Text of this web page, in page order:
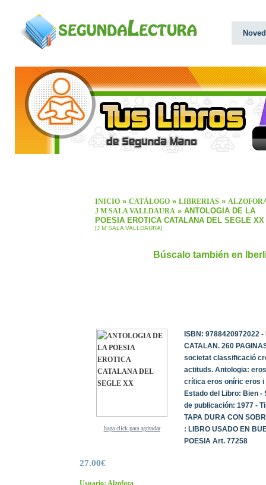
INICIO » CATÁLOGO » LIBRERIAS »
J M SALA VALLDAURA » ANTOLOGIA DE LA
POESIA EROTICA CATALANA DEL SEGLE XX
[J M SALA VALLDAURA]
Búscalo también en
haga click para agrandar
ISBN: 9788420972022
CATALAN. 260
societat classificació
actituds. Antologia:
crítica eros oníric eros i
Estado del Libro: Bien
de publicación: 1977 -
TAPA DURA CON
: LIBRO USADO EN
POESIA Art. 77258
27.00€
Usuario: Alzofora